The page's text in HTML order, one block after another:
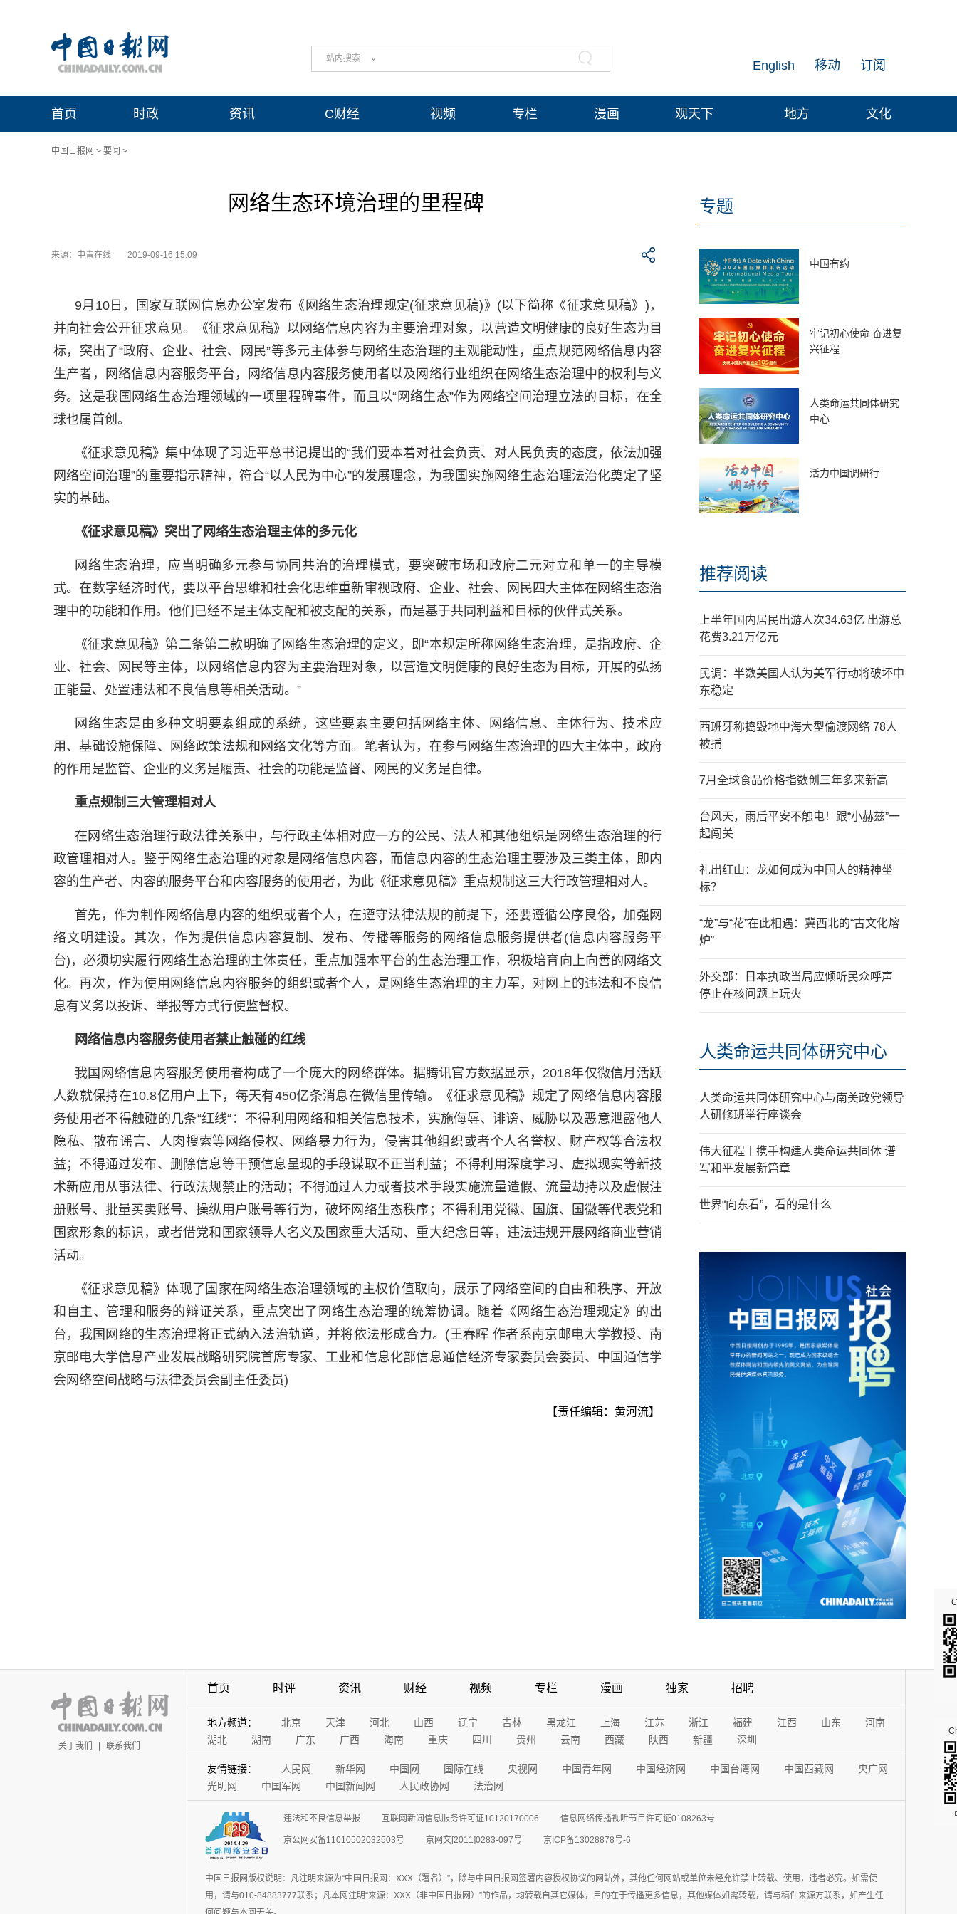
站内搜索 订阅
移动
English
首页 时政 资讯 C财经 视频 专栏 漫画 观天下 地方 文化
中国日报网 > 要闻 >
网络生态环境治理的里程碑
来源：中青在线 2019-09-16 15:09
9月10日，国家互联网信息办公室发布《网络生态治理规定(征求意见稿)》(以下简称《征求意见稿》)，
并向社会公开征求意见。《征求意见稿》以网络信息内容为主要治理对象，以营造文明健康的良好生态为目
标，突出了“政府、企业、社会、网民”等多元主体参与网络生态治理的主观能动性，重点规范网络信息内容
生产者，网络信息内容服务平台，网络信息内容服务使用者以及网络行业组织在网络生态治理中的权利与义
务。这是我国网络生态治理领域的一项里程碑事件，而且以“网络生态”作为网络空间治理立法的目标，在全
球也属首创。
《征求意见稿》集中体现了习近平总书记提出的“我们要本着对社会负责、对人民负责的态度，依法加强
网络空间治理”的重要指示精神，符合“以人民为中心”的发展理念，为我国实施网络生态治理法治化奠定了坚
实的基础。
《征求意见稿》突出了网络生态治理主体的多元化
网络生态治理，应当明确多元参与协同共治的治理模式，要突破市场和政府二元对立和单一的主导模
式。在数字经济时代，要以平台思维和社会化思维重新审视政府、企业、社会、网民四大主体在网络生态治
理中的功能和作用。他们已经不是主体支配和被支配的关系，而是基于共同利益和目标的伙伴式关系。
《征求意见稿》第二条第二款明确了网络生态治理的定义，即“本规定所称网络生态治理，是指政府、企
业、社会、网民等主体，以网络信息内容为主要治理对象，以营造文明健康的良好生态为目标，开展的弘扬
正能量、处置违法和不良信息等相关活动。”
网络生态是由多种文明要素组成的系统，这些要素主要包括网络主体、网络信息、主体行为、技术应
用、基础设施保障、网络政策法规和网络文化等方面。笔者认为，在参与网络生态治理的四大主体中，政府
的作用是监管、企业的义务是履责、社会的功能是监督、网民的义务是自律。
重点规制三大管理相对人
在网络生态治理行政法律关系中，与行政主体相对应一方的公民、法人和其他组织是网络生态治理的行
政管理相对人。鉴于网络生态治理的对象是网络信息内容，而信息内容的生态治理主要涉及三类主体，即内
容的生产者、内容的服务平台和内容服务的使用者，为此《征求意见稿》重点规制这三大行政管理相对人。
首先，作为制作网络信息内容的组织或者个人，在遵守法律法规的前提下，还要遵循公序良俗，加强网
络文明建设。其次，作为提供信息内容复制、发布、传播等服务的网络信息服务提供者(信息内容服务平
台)，必须切实履行网络生态治理的主体责任，重点加强本平台的生态治理工作，积极培育向上向善的网络文
化。再次，作为使用网络信息内容服务的组织或者个人，是网络生态治理的主力军，对网上的违法和不良信
息有义务以投诉、举报等方式行使监督权。
网络信息内容服务使用者禁止触碰的红线
我国网络信息内容服务使用者构成了一个庞大的网络群体。据腾讯官方数据显示，2018年仅微信月活跃
人数就保持在10.8亿用户上下，每天有450亿条消息在微信里传输。《征求意见稿》规定了网络信息内容服
务使用者不得触碰的几条“红线“：不得利用网络和相关信息技术，实施侮辱、诽谤、威胁以及恶意泄露他人
隐私、散布谣言、人肉搜索等网络侵权、网络暴力行为，侵害其他组织或者个人名誉权、财产权等合法权
益；不得通过发布、删除信息等干预信息呈现的手段谋取不正当利益；不得利用深度学习、虚拟现实等新技
术新应用从事法律、行政法规禁止的活动；不得通过人力或者技术手段实施流量造假、流量劫持以及虚假注
册账号、批量买卖账号、操纵用户账号等行为，破坏网络生态秩序；不得利用党徽、国旗、国徽等代表党和
国家形象的标识，或者借党和国家领导人名义及国家重大活动、重大纪念日等，违法违规开展网络商业营销
活动。
《征求意见稿》体现了国家在网络生态治理领域的主权价值取向，展示了网络空间的自由和秩序、开放
和自主、管理和服务的辩证关系，重点突出了网络生态治理的统筹协调。随着《网络生态治理规定》的出
台，我国网络的生态治理将正式纳入法治轨道，并将依法形成合力。(王春晖 作者系南京邮电大学教授、南
京邮电大学信息产业发展战略研究院首席专家、工业和信息化部信息通信经济专家委员会委员、中国通信学
会网络空间战略与法律委员会副主任委员)
【责任编辑：黄河流】
专题
中国有约
牢记初心使命 奋进复
兴征程
人类命运共同体研究
中心
活力中国调研行
推荐阅读
上半年国内居民出游人次34.63亿 出游总
花费3.21万亿元
民调：半数美国人认为美军行动将破坏中
东稳定
西班牙称捣毁地中海大型偷渡网络 78人
被捕
7月全球食品价格指数创三年多来新高
台风天，雨后平安不触电！跟“小赫兹”一
起闯关
礼出红山：龙如何成为中国人的精神坐
标？
“龙”与“花”在此相遇：冀西北的“古文化熔
炉”
外交部：日本执政当局应倾听民众呼声
停止在核问题上玩火
人类命运共同体研究中心
人类命运共同体研究中心与南美政党领导
人研修班举行座谈会
伟大征程丨携手构建人类命运共同体 谱
写和平发展新篇章
世界“向东看”，看的是什么
关于我们 | 联系我们
首页 时评 资讯 财经 视频 专栏 漫画 独家 招聘
地方频道： 北京 天津 河北 山西 辽宁 吉林 黑龙江 上海 江苏 浙江 福建 江西 山东
河南
湖北
湖南 广东 广西 海南 重庆 四川 贵州 云南 西藏 陕西 新疆 深圳
友情链接： 人民网 新华网 中国网 国际在线 央视网 中国青年网 中国经济网 中国台湾网 中国西藏网
央广网
光明网
中国军网 中国新闻网 人民政协网 法治网
违法和不良信息举报 互联网新闻信息服务许可证10120170006 信息网络传播视听节目许可证0108263号
京公网安备11010502032503号 京网文[2011]0283-097号 京ICP备13028878号-6
中国日报网版权说明：凡注明来源为“中国日报网：XXX（署名）”，除与中国日报网签署内容授权协议的网站外，其他任何网站或单位未经允许禁止转载、使用，违者必究。如需使
用，请与010-84883777联系；凡本网注明“来源：XXX（非中国日报网）”的作品，均转载自其它媒体，目的在于传播更多信息，其他媒体如需转载，请与稿件来源方联系，如产生任